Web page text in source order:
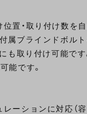
置・取り付け数を
属ブラインドボル
も取り付け可能です
能です。
ーションに対応（容